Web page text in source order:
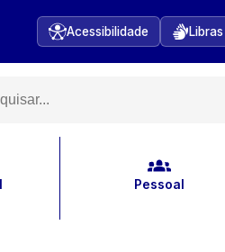
Acessibilidade Libras
Pessoal